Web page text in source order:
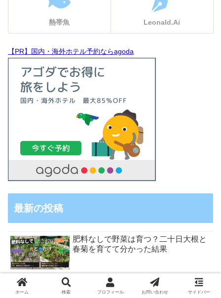
熱帯魚 Leonald.Ai
【PR】国内・海外ホテル予約ならagoda
最新の投稿
肥料なしで野菜は育つ？二十日大根と
春菊を育てて分かった結果
無農薬野菜をメチニスに食べ比べして
もらった｜一番人気だった野菜は？
ホーム 検索 プロフィール お問い合わせ サイドバー